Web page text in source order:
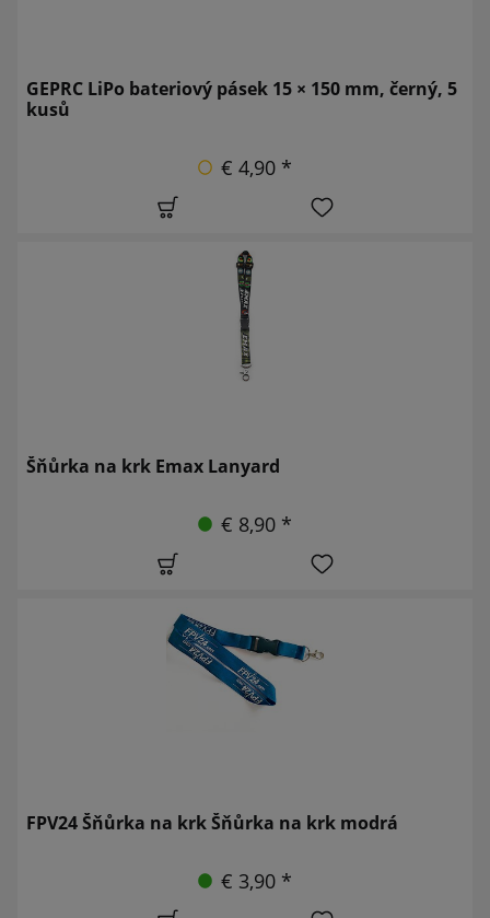
GEPRC LiPo bateriový pásek 15 × 150 mm, černý, 5
kusů
€ 4,90 *
Šňůrka na krk Emax Lanyard
€ 8,90 *
FPV24 Šňůrka na krk Šňůrka na krk modrá
€ 3,90 *